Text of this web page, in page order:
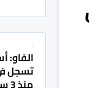
الفاو:
تسجل